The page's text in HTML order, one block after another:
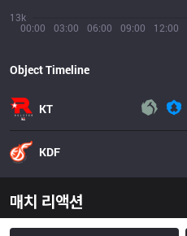
00:00 03:00 06:00 09:00 12:00
13k
Object Timeline
KT
KDF
매치 리액션